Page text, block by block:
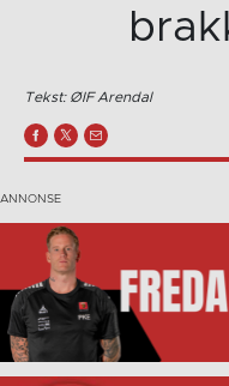
Tekst: ØIF Arendal